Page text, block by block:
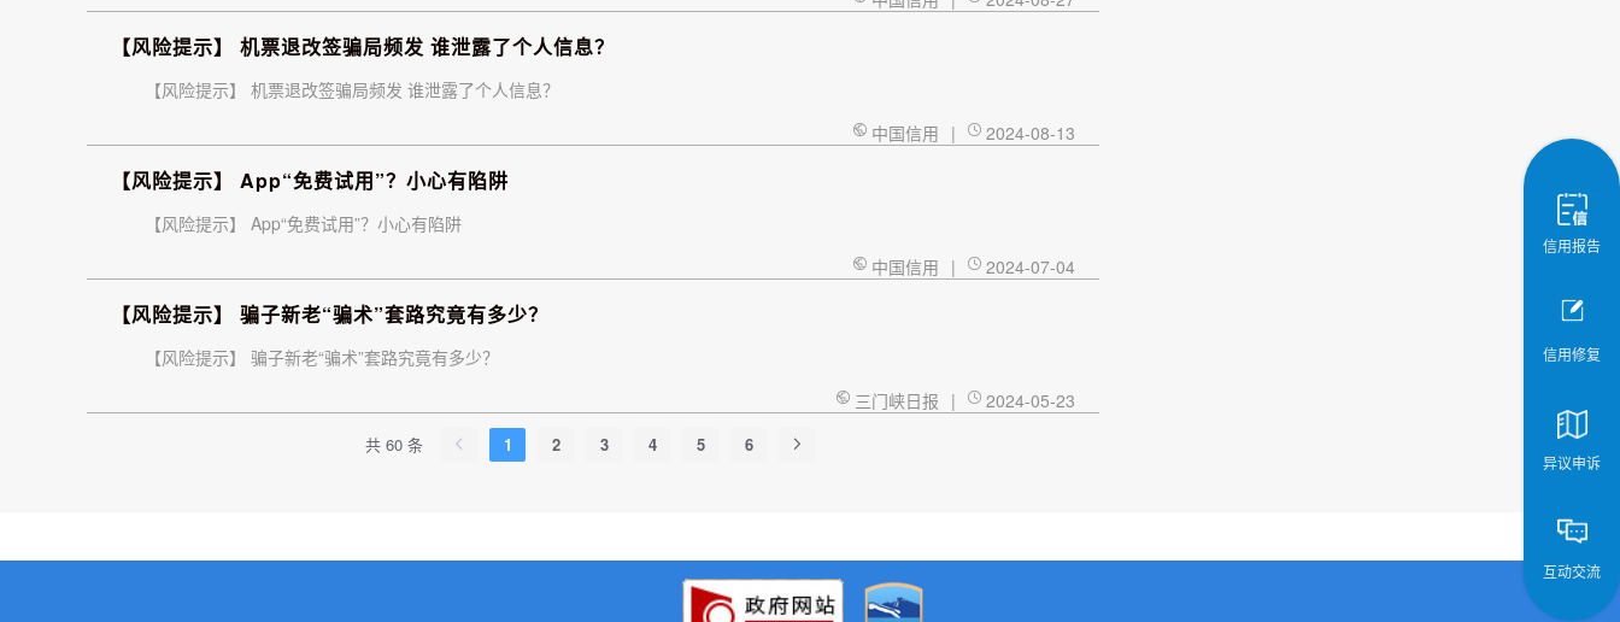
【风险提示】 机票退改签骗局频发 谁泄露了个人信息？
【风险提示】 机票退改签骗局频发 谁泄露了个人信息？
中国信用 | 2024-08-13
【风险提示】 App“免费试用”？小心有陷阱
【风险提示】 App“免费试用”？小心有陷阱
中国信用 | 2024-07-04
【风险提示】 骗子新老“骗术”套路究竟有多少？
【风险提示】 骗子新老“骗术”套路究竟有多少？
三门峡日报 | 2024-05-23
共 60 条 1 2 3 4 5 6
信用报告
信用修复
异议申诉
互动交流